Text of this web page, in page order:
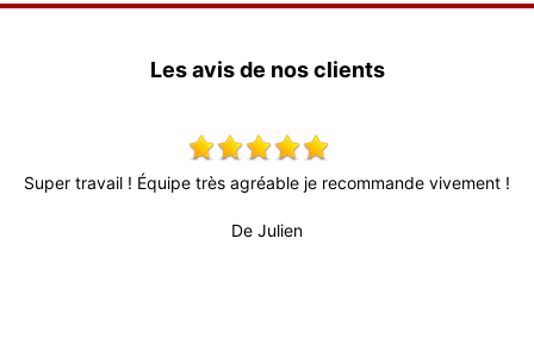
Les avis de nos clients
Super travail ! Équipe très agréable je recommande vivement !
De Julien